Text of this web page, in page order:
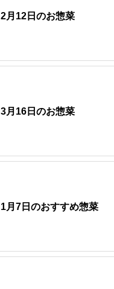
2月12日のお惣菜
3月16日のお惣菜
1月7日のおすすめ惣菜